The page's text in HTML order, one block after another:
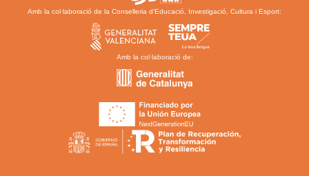
Amb la col·laboració de la Conselleria d’Educació, Investigació, Cultura i Esport:
Amb la col·laboració de: